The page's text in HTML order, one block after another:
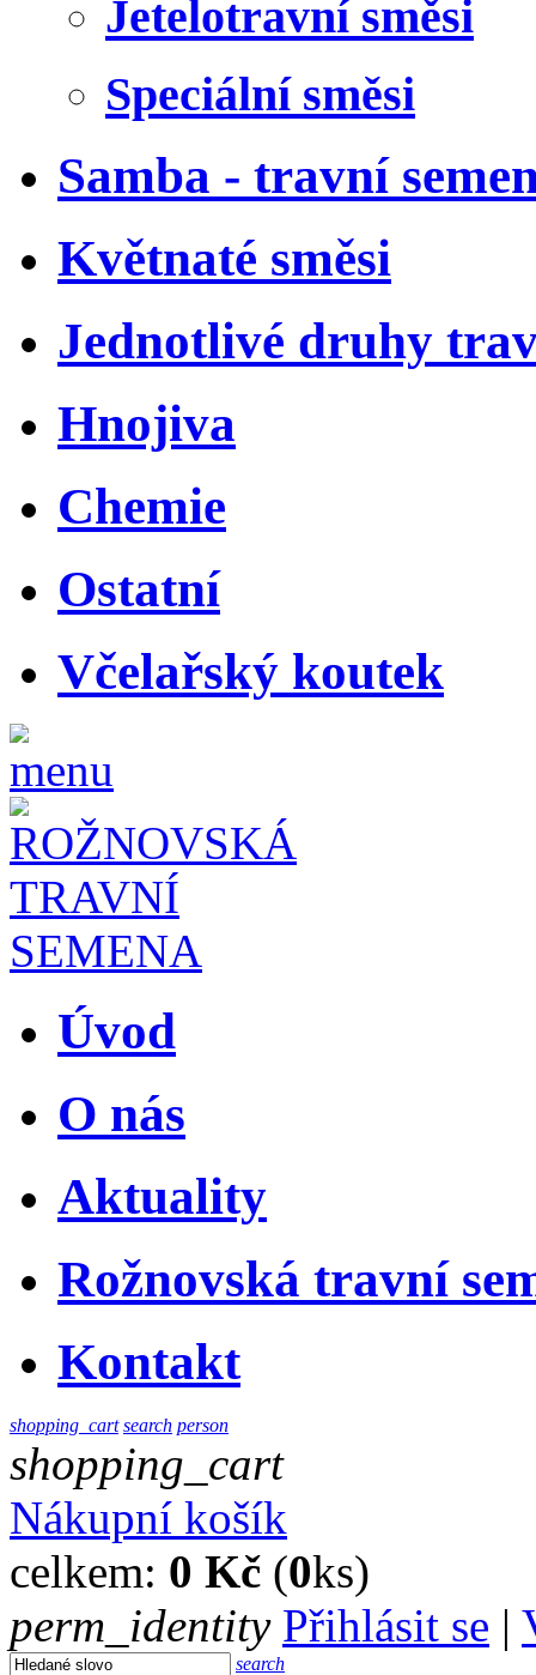
Jetelotravní směsi
Speciální směsi
Samba - travní
Květnaté směsi
Jednotlivé druhy
Hnojiva
Chemie
Ostatní
Včelařský koutek
Úvod
O nás
Aktuality
Rožnovská travní
Kontakt
shopping_cart search person
shopping_cart
Nákupní košík
celkem: 0 Kč (0ks)
perm_identity Přihlásit se |
search